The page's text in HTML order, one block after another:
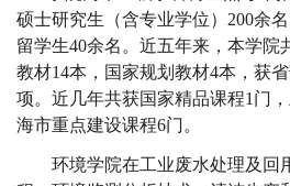
硕士研究生（含专业学位） 200余
留学生40余名。近五年来，本学院
教材14本，国家规划教材4本，获
项。近几年共获国家精品课程1 门
海市重点建设课程6门。
环境学院在工业废水处理及回